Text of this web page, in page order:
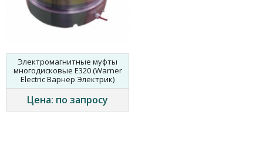
Электромагнитные муфты
многодисковые Е320 (Warner
Electric Варнер Электрик)
Цена: по запросу